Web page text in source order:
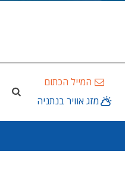
המייל הכתום
מזג אוויר בנתניה